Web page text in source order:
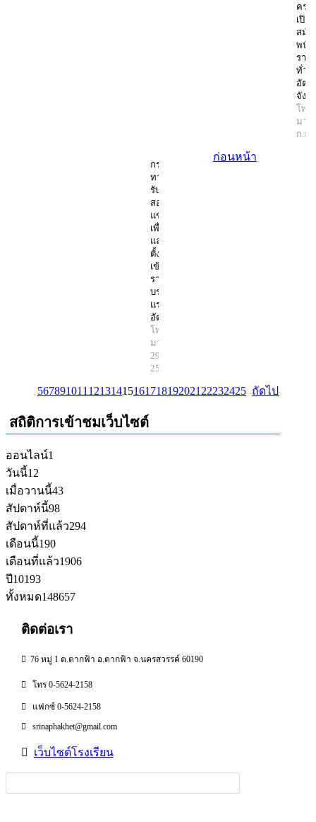
ครอ
เปิด
สมัค
พนัก
ราช
ทั่วไ
อัตร
จังห
โพส
มา
ก.ย.
กรม
ทางหลวง
รับสมัคร
สอบ
แข่งขัน
เพื่อบรรจุ
และแต่ง
ตั้งบุคคล
เข้ารับ
ราชการ
บรรจุครั้ง
แรก 116
อัตรา
โพสต์โดย
มานิตย์
29 ส.ค.
2568
ก่อนหน้า
567891011 12131415161718192021 22232425 ถัดไป
สถิติการเข้าชมเว็บไซต์
ออนไลน์1
วันนี้12
เมื่อวานนี้43
สัปดาห์นี้98
สัปดาห์ที่แล้ว294
เดือนนี้190
เดือนที่แล้ว1906
ปี10193
ทั้งหมด148657
ติดต่อเรา
76 หมู่ 1 ต.ตากฟ้า อ.ตากฟ้า จ.นครสวรรค์ 60190
โทร 0-5624-2158
แฟกซ์ 0-5624-2158
srinaphakhet@gmail.com
เว็บไซต์โรงเรียน